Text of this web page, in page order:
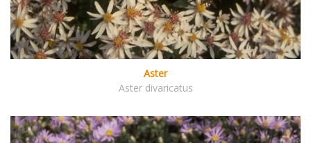
Aster
Aster divaricatus